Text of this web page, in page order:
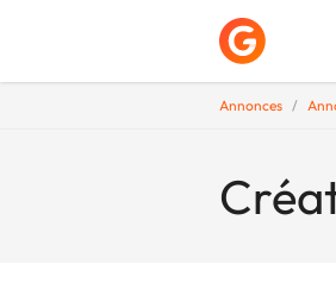
Annonces